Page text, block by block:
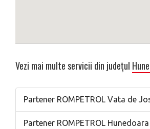
Vezi mai multe servicii din județul
Partener ROMPETROL Vata de
Partener ROMPETROL